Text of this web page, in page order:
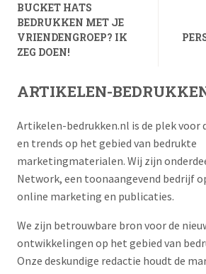
BUCKET HATS
BEDRUKKEN MET JE
VRIENDENGROEP? IK
ZEG DOEN!
ARTIKELEN-
Artikelen-bedrukken.nl is de plek voor
en trends op het gebied van bedrukte
marketingmaterialen. Wij zijn
Network, een toonaangevend bedrijf
online marketing en publicaties.
We zijn betrouwbare bron voor de
ontwikkelingen op het gebied van
Onze deskundige redactie houdt de